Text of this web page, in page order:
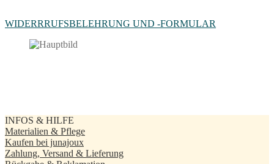
WIDERRRUFSBELEHRUNG UND -FORMULAR
INFOS & HILFE
Materialien & Pflege
Kaufen bei junajoux
Zahlung, Versand & Lieferung